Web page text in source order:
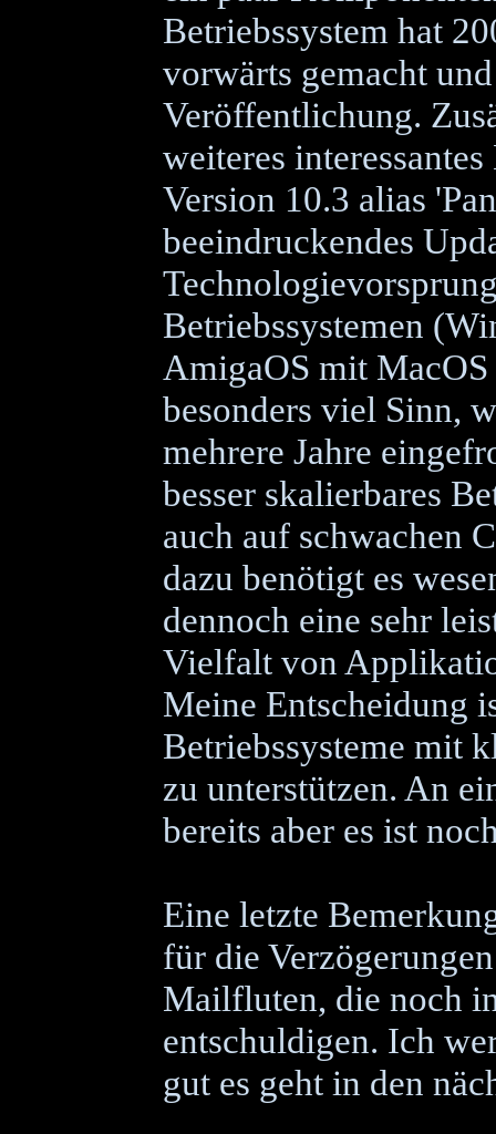
Betriebssystem hat
vorwärts gemacht
Veröffentlichung.
weiteres
Version 10.3 alias
beeindruckendes
Betriebssystemen
AmigaOS mit
besonders viel Sinn,
mehrere Jahre
besser skalierbares
auch auf schwachen
dazu benötigt es
dennoch eine sehr
Vielfalt von
Meine Entscheidung
Betriebssysteme mit
zu unterstützen. An
bereits aber es ist
Eine letzte
für die
Mailfluten, die noch
entschuldigen. Ich
gut es geht in den